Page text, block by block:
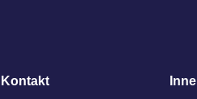
Kontakt Inne